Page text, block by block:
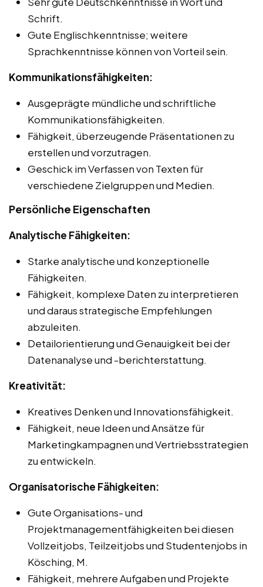
Schrift.
Gute Englischkenntnisse; weitere
Sprachkenntnisse können von Vorteil sein.
Kommunikationsfähigkeiten:
Ausgeprägte mündliche und schriftliche
Kommunikationsfähigkeiten.
Fähigkeit, überzeugende Präsentationen zu
erstellen und vorzutragen.
Geschick im Verfassen von Texten für
verschiedene Zielgruppen und Medien.
Persönliche Eigenschaften
Analytische Fähigkeiten:
Starke analytische und konzeptionelle
Fähigkeiten.
Fähigkeit, komplexe Daten zu interpretieren
und daraus strategische Empfehlungen
abzuleiten.
Detailorientierung und Genauigkeit bei der
Datenanalyse und -berichterstattung.
Kreativität:
Kreatives Denken und Innovationsfähigkeit.
Fähigkeit, neue Ideen und Ansätze für
Marketingkampagnen und Vertriebsstrategien
zu entwickeln.
Organisatorische Fähigkeiten:
Gute Organisations- und
Projektmanagementfähigkeiten bei diesen
Vollzeitjobs, Teilzeitjobs und Studentenjobs in
Kösching, M.
Fähigkeit, mehrere Aufgaben und Projekte